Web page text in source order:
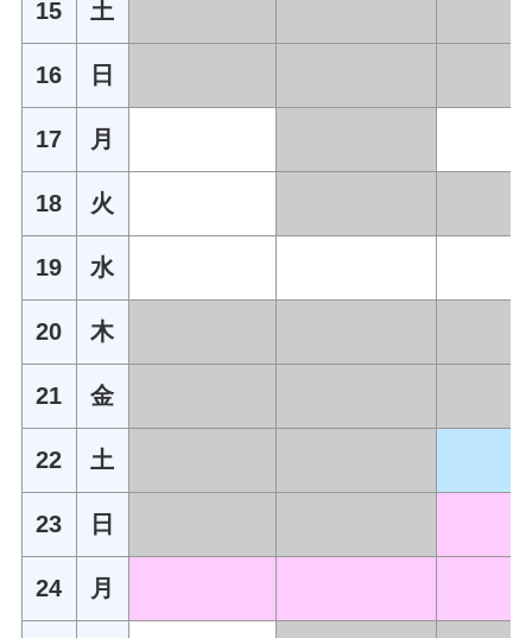
15 土
16 日
17 月
18 火
19 水
20 木
21 金
22 土
23 日
24 月